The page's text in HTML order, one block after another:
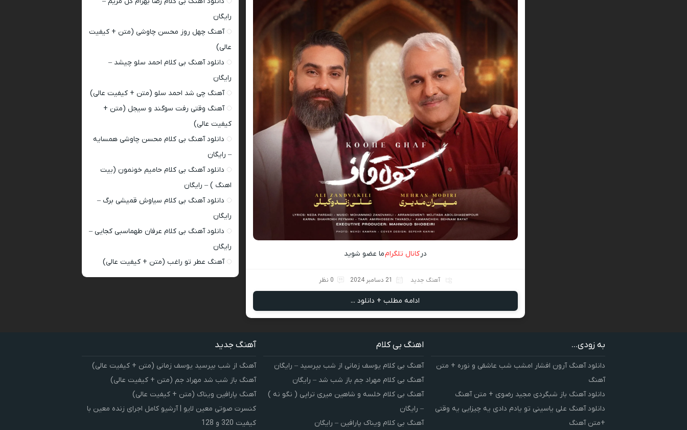
درکانال تلگرامما عضو شوید
آهنگ جدید 21 دسامبر 2024 0 نظر
ادامه مطلب + دانلود ...
رایگان
آهنگ چهل روز محسن چاوشی (متن + کیفیت
عالی)
دانلود آهنگ بی کلام احمد سلو چیشد –
رایگان
آهنگ چی شد احمد سلو (متن + کیفیت عالی)
آهنگ وقتی رفت سوگند و سیجل (متن +
کیفیت عالی)
دانلود آهنگ بی کلام محسن چاوشی همسایه
– رایگان
دانلود آهنگ بی کلام حامیم خونمون (بیت
اهنگ ) – رایگان
دانلود آهنگ بی کلام سیاوش قمیشی برگ –
رایگان
دانلود آهنگ بی کلام عرفان طهماسبی کجایی –
رایگان
آهنگ عطر تو راغب (متن + کیفیت عالی)
به زودی...
دانلود آهنگ آرون افشار امشب شب عاشقی و نوره + متن
آهنگ
دانلود آهنگ باز شبگردی مجید رضوی + متن آهنگ
دانلود آهنگ علی یاسینی تو یادم دادی یه چیزایی یه وقتی
+متن آهنگ
اهنگ بی کلام
آهنگ بی کلام یوسف زمانی از شب بپرسید – رایگان
آهنگ بی کلام مهراد جم باز شب شد – رایگان
آهنگ بی کلام خلسه و شاهین میری تراپی ( نگو نه )
– رایگان
آهنگ بی کلام ویناک پارافین – رایگان
آهنگ جدید
آهنگ از شب بپرسید یوسف زمانی (متن + کیفیت عالی)
آهنگ باز شب شد مهراد جم (متن + کیفیت عالی)
آهنگ پارافین ویناک (متن + کیفیت عالی)
کنسرت صوتی معین لایو | آرشیو کامل اجرای زنده معین با
کیفیت 320 و 128